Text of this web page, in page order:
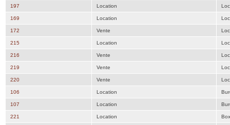
197 Location
169 Location
172 Vente
215 Location
216 Vente
219 Vente
220 Vente
106 Location
107 Location
221 Location Box